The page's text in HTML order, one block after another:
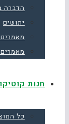
הדברה
יתושים
חנות
כל